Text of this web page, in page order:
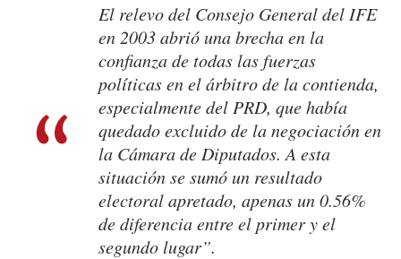
El relevo del Consejo General del IFE
en 2003 abrió una brecha en la
confianza de todas las fuerzas
políticas en el árbitro de la contienda,
especialmente del PRD, que había
quedado excluido de la negociación en
la Cámara de Diputados. A esta
situación se sumó un resultado
electoral apretado, apenas un 0.56%
de diferencia entre el primer y el
segundo lugar”.